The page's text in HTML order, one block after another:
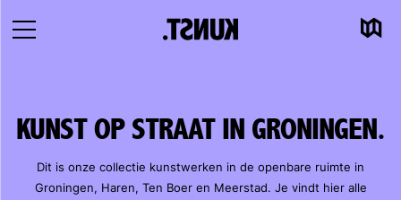
Naar
Navigatie
Kaart
KUNST OP STRAAT IN GRONINGEN.
Dit is onze collectie kunstwerken in de openbare ruimte in
Groningen, Haren, Ten Boer en Meerstad. Je vindt hier alle